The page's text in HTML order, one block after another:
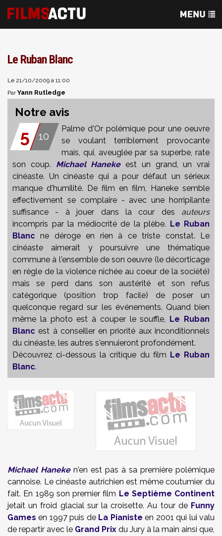
Le Ruban Blanc
Le 21/10/2009 à 11:00
ParYann Rutledge
Notre avis
5 10
Palme d'Or polémique pour une oeuvre
se voulant terriblement provocante
mais, qui, aveuglée par sa superbe, rate
son coup. Michael Hanekeest un grand, un vrai
cinéaste. Un cinéaste qui a pour défaut un sérieux
manque d'humilité. De film en film, Haneke semble
effectivement se complaire - avec une horripilante
suffisance - à jouer dans la cour des auteurs
incompris par la médiocrité de la plèbe. Le Ruban
Blanc ne déroge en rien à ce triste constat. Le
cinéaste aimerait y poursuivre une thématique
commune à l'ensemble de son oeuvre (le décorticage
en règle de la violence nichée au coeur de la société)
mais se perd dans son austérité et son refus
catégorique (position trop facile) de poser un
quelconque regard sur les événements. Quand bien
même la photo est à couper le souffle, Le Ruban
Blanc est à conseiller en priorité aux inconditionnels
du cinéaste, les autres s'ennuieront profondément.
Découvrez ci-dessous la critique du film Le Ruban
Blanc.
Michael Haneken'en est pas à sa première polémique
cannoise. Le cinéaste autrichien est même coutumier du
fait. En 1989 son premier film Le Septième Continent
jetait un froid glacial sur la croisette. Au tour de Funny
Games en 1997 puis de La Pianiste en 2001 qui lui valu
de repartir avec le Grand Prix du Jury à la main ainsi que,